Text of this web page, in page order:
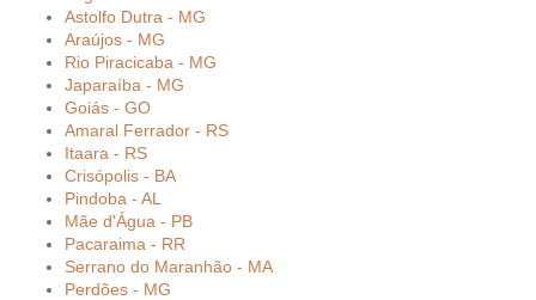
Astolfo Dutra - MG
Araújos - MG
Rio Piracicaba - MG
Japaraíba - MG
Goiás - GO
Amaral Ferrador - RS
Itaara - RS
Crisópolis - BA
Pindoba - AL
Mãe d'Água - PB
Pacaraima - RR
Serrano do Maranhão - MA
Perdões - MG